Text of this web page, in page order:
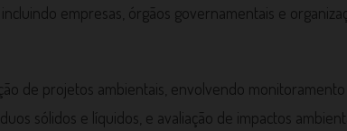
empresas, órgãos governamentais e
de projetos ambientais, envolvendo
sólidos e líquidos, e avaliação de impactos